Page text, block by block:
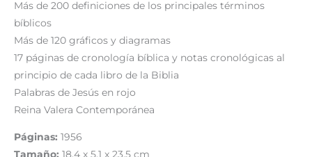
Más de 200 definiciones de los principales términos
bíblicos
Más de 120 gráficos y diagramas
17 páginas de cronología bíblica y notas cronológicas al
principio de cada libro de la Biblia
Palabras de Jesús en rojo
Reina Valera Contemporánea
Páginas: 1956
Tamaño: 18.4 x 5.1 x 23.5 cm